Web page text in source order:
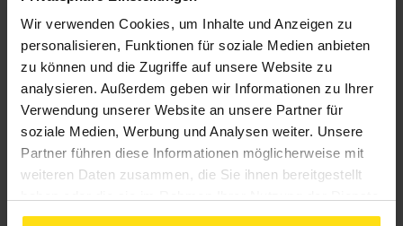
Wir verwenden Cookies, um Inhalte und Anzeigen zu
personalisieren, Funktionen für soziale Medien anbieten
zu können und die Zugriffe auf unsere Website zu
analysieren. Außerdem geben wir Informationen zu Ihrer
Verwendung unserer Website an unsere Partner für
soziale Medien, Werbung und Analysen weiter. Unsere
Partner führen diese Informationen möglicherweise mit
weiteren Daten zusammen, die Sie ihnen bereitgestellt
gesammelt haben. Indem Sie auf Einverstanden klicken,
Kontaktieren Sie uns
Unsere Beraterinnen und Berater kennen sich
mit allen Fragen rund um die
Einkommensteuererklärung aus. Sie helfen
Ihnen, das beste Ergebnis herauszuholen.
Einfach eine Beratungsstelle in Ihrer Nähe